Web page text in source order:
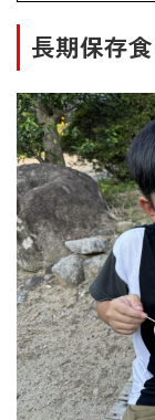
鍋に入れてぐ
同じくアイリ
こちらも具だ
長期保存